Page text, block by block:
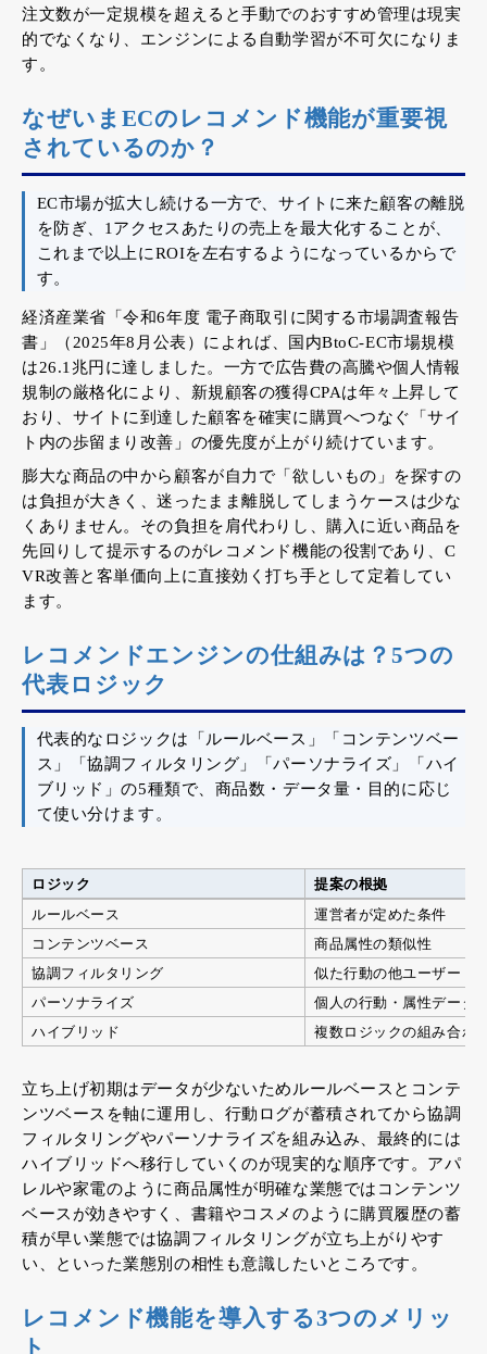
注文数が一定規模を超えると手動でのおすすめ管理は現実
的でなくなり、エンジンによる自動学習が不可欠になりま
す。
なぜいまECのレコメンド機能が重要視
されているのか？
EC市場が拡大し続ける一方で、サイトに来た顧客の離脱
を防ぎ、1アクセスあたりの売上を最大化することが、
これまで以上にROIを左右するようになっているからで
す。
経済産業省「令和6年度 電子商取引に関する市場調査報告
書」（2025年8月公表）によれば、国内BtoC-EC市場規模
は26.1兆円に達しました。一方で広告費の高騰や個人情報
規制の厳格化により、新規顧客の獲得CPAは年々上昇して
おり、サイトに到達した顧客を確実に購買へつなぐ「サイ
ト内の歩留まり改善」の優先度が上がり続けています。
膨大な商品の中から顧客が自力で「欲しいもの」を探すの
は負担が大きく、迷ったまま離脱してしまうケースは少な
くありません。その負担を肩代わりし、購入に近い商品を
先回りして提示するのがレコメンド機能の役割であり、C
VR改善と客単価向上に直接効く打ち手として定着してい
ます。
レコメンドエンジンの仕組みは？5つの
代表ロジック
代表的なロジックは「ルールベース」「コンテンツベー
ス」「協調フィルタリング」「パーソナライズ」「ハイ
ブリッド」の5種類で、商品数・データ量・目的に応じ
て使い分けます。
ロジック
提案の根拠
ルールベース
運営者が定めた条件
コンテンツベース
商品属性の類似性
協調フィルタリング
似た行動の他ユーザー
パーソナライズ
個人の行動・属性データ
ハイブリッド
複数ロジックの組み合わ
立ち上げ初期はデータが少ないためルールベースとコンテ
ンツベースを軸に運用し、行動ログが蓄積されてから協調
フィルタリングやパーソナライズを組み込み、最終的には
ハイブリッドへ移行していくのが現実的な順序です。アパ
レルや家電のように商品属性が明確な業態ではコンテンツ
ベースが効きやすく、書籍やコスメのように購買履歴の蓄
積が早い業態では協調フィルタリングが立ち上がりやす
い、といった業態別の相性も意識したいところです。
レコメンド機能を導入する3つのメリッ
ト